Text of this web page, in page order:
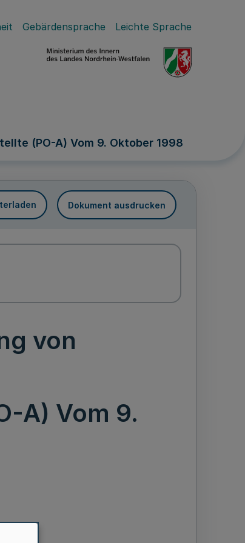
Gebärdensprache Leichte Sprache
(PO-A) Vom 9. Oktober 1998
Dokument ausdrucken
von
A) Vom 9.